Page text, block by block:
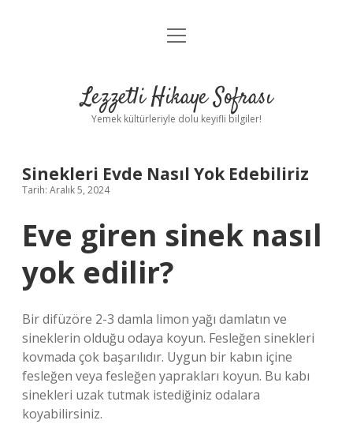
Anasayfa
Yasal Uyarı
menüyü
Lezzetli Hikaye Sofrası
Yemek kültürleriyle dolu keyifli bilgiler!
Sinekleri Evde Nasıl Yok Edebiliriz
Tarih: Aralık 5, 2024
Eve giren sinek nasıl
yok edilir?
Bir difüzöre 2-3 damla limon yağı damlatın ve
sineklerin olduğu odaya koyun. Fesleğen sinekleri
kovmada çok başarılıdır. Uygun bir kabın içine
fesleğen veya fesleğen yaprakları koyun. Bu kabı
sinekleri uzak tutmak istediğiniz odalara
koyabilirsiniz.